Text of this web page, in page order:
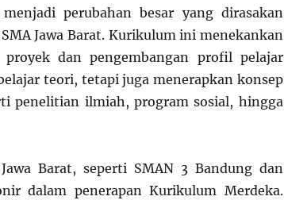
perubahan besar yang dirasakan
Jawa Barat. Kurikulum ini menekankan
proyek dan pengembangan profil pelajar
teori, tetapi juga menerapkan konsep
penelitian ilmiah, program sosial, hingga
Barat, seperti SMAN 3 Bandung dan
dalam penerapan Kurikulum Merdeka.